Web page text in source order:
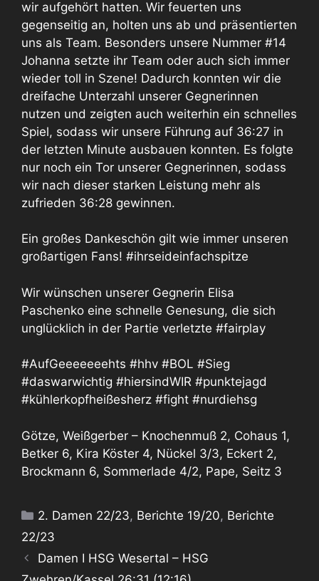
wir aufgehört hatten. Wir feuerten uns
gegenseitig an, holten uns ab und präsentierten
uns als Team. Besonders unsere Nummer #14
Johanna setzte ihr Team oder auch sich immer
wieder toll in Szene! Dadurch konnten wir die
dreifache Unterzahl unserer Gegnerinnen
nutzen und zeigten auch weiterhin ein schnelles
Spiel, sodass wir unsere Führung auf 36:27 in
der letzten Minute ausbauen konnten. Es folgte
nur noch ein Tor unserer Gegnerinnen, sodass
wir nach dieser starken Leistung mehr als
zufrieden 36:28 gewinnen.
Ein großes Dankeschön gilt wie immer unseren
großartigen Fans! #ihrseideinfachspitze
Wir wünschen unserer Gegnerin Elisa
Paschenko eine schnelle Genesung, die sich
unglücklich in der Partie verletzte #fairplay
#AufGeeeeeeehts #hhv #BOL #Sieg
#daswarwichtig #hiersindWIR #punktejagd
#kühlerkopfheißesherz #fight #nurdiehsg
Götze, Weißgerber – Knochenmuß 2, Cohaus 1,
Betker 6, Kira Köster 4, Nückel 3/3, Eckert 2,
Brockmann 6, Sommerlade 4/2, Pape, Seitz 3
Kategorien
2. Damen 22/23, Berichte 19/20, Berichte
22/23
Damen I HSG Wesertal – HSG